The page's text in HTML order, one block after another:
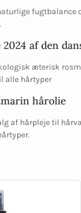
af den
æterisk
alle hårtyper
hårolie
af hårpleje til